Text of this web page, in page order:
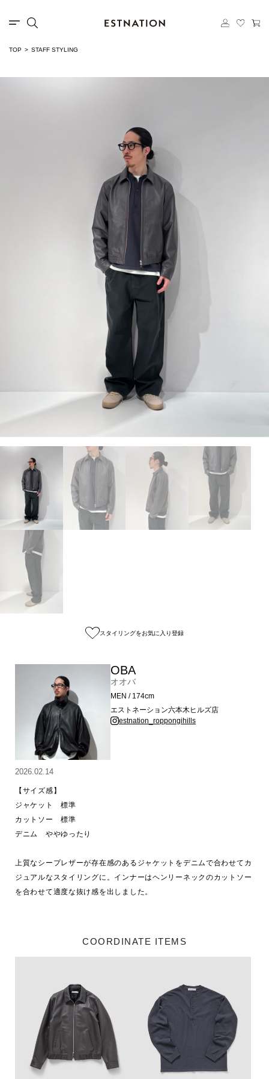
TOP STAFF STYLING
スタイリングをお気に入り登録
OBA
オオバ
MEN / 174cm
エストネーション六本木ヒルズ店
estnation_roppongihills
2026.02.14
【サイズ感】
ジャケット　標準
カットソー　標準
デニム　ややゆったり
上質なシープレザーが存在感のあるジャケットをデニムで合わせてカ
ジュアルなスタイリングに。インナーはヘンリーネックのカットソー
を合わせて適度な抜け感を出しました。
COORDINATE ITEMS